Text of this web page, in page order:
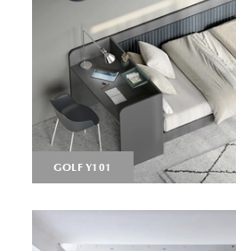
GOLF Y101